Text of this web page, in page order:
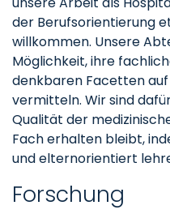
der Berufsorientierung
willkommen. Unsere
Möglichkeit, ihre
denkbaren Facetten
vermitteln. Wir sind
Qualität der
Fach erhalten bleibt,
und elternorientiert
Forschung